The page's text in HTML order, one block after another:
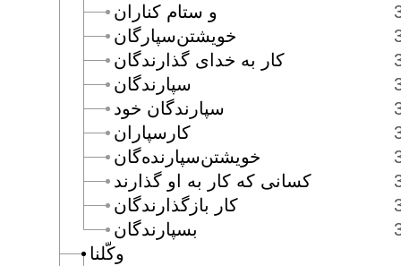
وكّلنا
و ستام كناران
خويشتن‌سپارگان
كار به خداى گذارندگان
سپارندگان
سپارندگان خود
كارسپاران
خويشتن‌سپارنده‌گان
كسانى كه كار به او گذارند
كار بازگذارندگان
بسپارندگان